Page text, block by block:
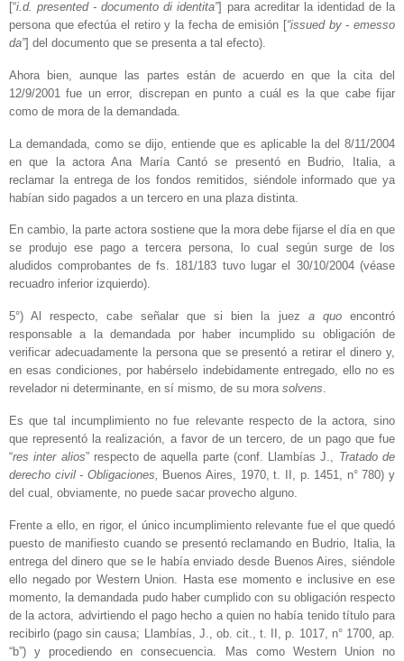
[“i.d. presented - documento di identita”] para acreditar la identidad de la
persona que efectúa el retiro y la fecha de emisión [“issued by - emesso
da”] del documento que se presenta a tal efecto).
Ahora bien, aunque las partes están de acuerdo en que la cita del
12/9/2001 fue un error, discrepan en punto a cuál es la que cabe fijar
como de mora de la demandada.
La demandada, como se dijo, entiende que es aplicable la del 8/11/2004
en que la actora Ana María Cantó se presentó en Budrio, Italia, a
reclamar la entrega de los fondos remitidos, siéndole informado que ya
habían sido pagados a un tercero en una plaza distinta.
En cambio, la parte actora sostiene que la mora debe fijarse el día en que
se produjo ese pago a tercera persona, lo cual según surge de los
aludidos comprobantes de fs. 181/183 tuvo lugar el 30/10/2004 (véase
recuadro inferior izquierdo).
5°) Al respecto, cabe señalar que si bien la juez a quoencontró
responsable a la demandada por haber incumplido su obligación de
verificar adecuadamente la persona que se presentó a retirar el dinero y,
en esas condiciones, por habérselo indebidamente entregado, ello no es
revelador ni determinante, en sí mismo, de su mora solvens.
Es que tal incumplimiento no fue relevante respecto de la actora, sino
que representó la realización, a favor de un tercero, de un pago que fue
“res inter alios” respecto de aquella parte (conf. Llambías J., Tratado de
derecho civil - Obligaciones, Buenos Aires, 1970, t. II, p. 1451, n° 780) y
del cual, obviamente, no puede sacar provecho alguno.
Frente a ello, en rigor, el único incumplimiento relevante fue el que quedó
puesto de manifiesto cuando se presentó reclamando en Budrio, Italia, la
entrega del dinero que se le había enviado desde Buenos Aires, siéndole
ello negado por Western Union. Hasta ese momento e inclusive en ese
momento, la demandada pudo haber cumplido con su obligación respecto
de la actora, advirtiendo el pago hecho a quien no había tenido título para
recibirlo (pago sin causa; Llambías, J., ob. cit., t. II, p. 1017, n° 1700, ap.
“b”) y procediendo en consecuencia. Mas como Western Union no